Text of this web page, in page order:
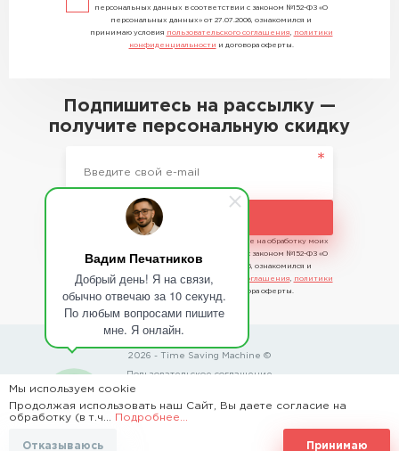
Вадим Печатников
Добрый день! Я на связи,
обычно отвечаю за 10 секунд.
По любым вопросами пишите
мне. Я онлайн.
персональных данных в соответствии с законом №152-ФЗ «О
персональных данных» от 27.07.2006, ознакомился и
принимаю условия пользовательского соглашения
политики
конфиденциальности и договора оферты.
Подпишитесь на рассылку —
получите персональную скидку
Подписаться
Отправляя сведения, я даю свое согласие на обработку моих
персональных данных в соответствии с законом №152-ФЗ «О
персональных данных» от 27.07.2006, ознакомился и
принимаю условия пользовательского соглашения
политики
и договора оферты.
2026 - Time Saving Machine ©
Пользовательское соглашение
Политика конфиденциальности
Мы используем cookie
Продолжая использовать наш Сайт, Вы даете согласие на
обработку (в т.ч...
Подробнее...
Отказываюсь Принимаю
BannerText_Seraphinite Accelerator
Turns on site high speed to be attractive for people and search